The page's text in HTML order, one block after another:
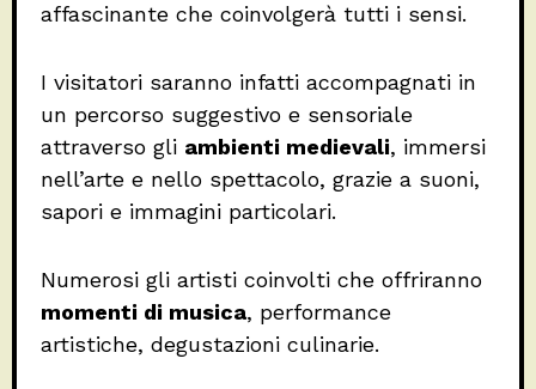
affascinante che coinvolgerà tutti i sensi.
I visitatori saranno infatti accompagnati in
un percorso suggestivo e sensoriale
attraverso gli ambienti medievali, immersi
nell’arte e nello spettacolo, grazie a suoni,
sapori e immagini particolari.
Numerosi gli artisti coinvolti che offriranno
momenti di musica, performance
artistiche, degustazioni culinarie.